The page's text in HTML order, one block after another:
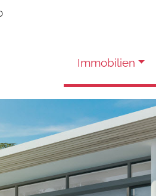
Immobilien